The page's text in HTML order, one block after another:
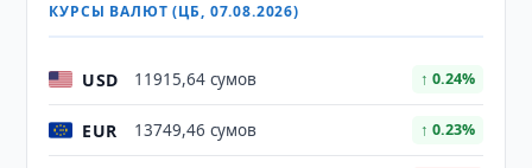
КУРСЫ ВАЛЮТ (ЦБ, 07.08.2026)
USD 11915,64 сумов ↑ 0.24%
EUR 13749,46 сумов ↑ 0.23%